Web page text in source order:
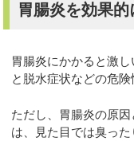
胃腸炎を効果
胃腸炎にかかると激
と脱水症状などの危
ただし、胃腸炎の原
は、見た目では臭っ